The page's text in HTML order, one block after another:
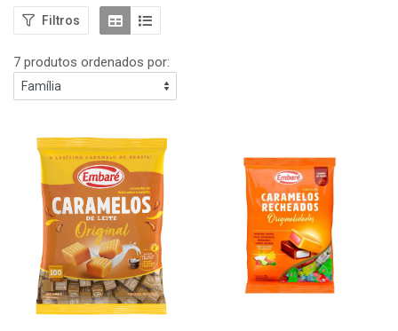
Filtros
7 produtos ordenados por: